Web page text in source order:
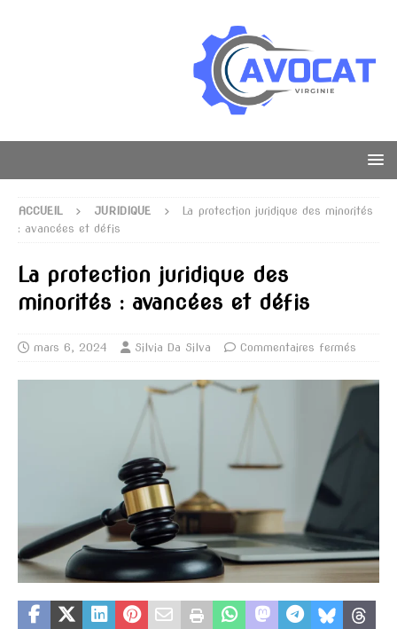
ACCUEIL JURIDIQUE
La protection juridique des minorités
: avancées et défis
La protection juridique des
minorités : avancées et défis
mars 6, 2024 Silvia Da Silva Commentaires fermés